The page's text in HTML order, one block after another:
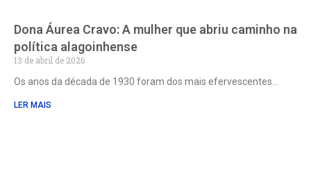
Dona Áurea Cravo: A mulher que abriu caminho na
política alagoinhense
13 de abril de 2026
Os anos da década de 1930 foram dos mais efervescentes
LER MAIS